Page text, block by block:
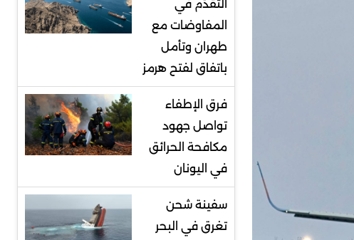
التقدُّم في
المفاوضات مع
طهران وتأمل
باتفاق لفتح هرمز
فرق الإطفاء
تواصل جهود
مكافحة الحرائق
في اليونان
سفينة شحن
تغرق في البحر